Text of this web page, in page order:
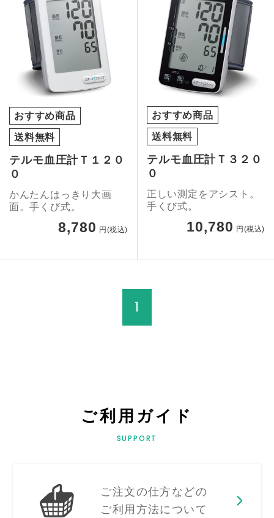
おすすめ商品
送料無料
テルモ血圧計Ｔ１２０
０
かんたんはっきり大画
面。手くび式。
8,780 円(税込)
おすすめ商品
送料無料
テルモ血圧計Ｔ３２０
０
正しい測定をアシスト。
手くび式。
10,780 円(税込)
1
ご利用ガイド
SUPPORT
ご注文の仕方などの
ご利用方法について